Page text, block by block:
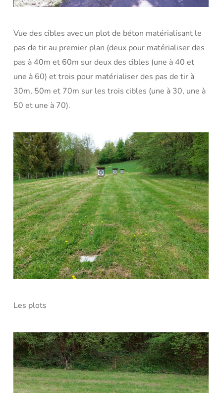
Vue des cibles avec un plot de béton matérialisant le
pas de tir au premier plan (deux pour matérialiser des
pas à 40m et 60m sur deux des cibles (une à 40 et
une à 60) et trois pour matérialiser des pas de tir à
30m, 50m et 70m sur les trois cibles (une à 30, une à
50 et une à 70).
Les plots